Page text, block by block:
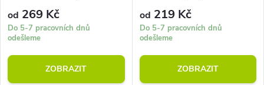
od 269 Kč
Do 5-7 pracovních dnů
odešleme
ZOBRAZIT
od 219 Kč
Do 5-7 pracovních dnů
odešleme
ZOBRAZIT